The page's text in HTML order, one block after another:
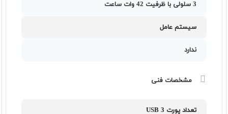
3 سلولی با ظرفیت 42 وات ساعت
سیستم عامل
ندارد
مشخصات فنی
تعداد پورت USB 3